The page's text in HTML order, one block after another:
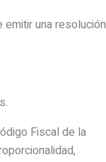
una resolución
Fiscal de la